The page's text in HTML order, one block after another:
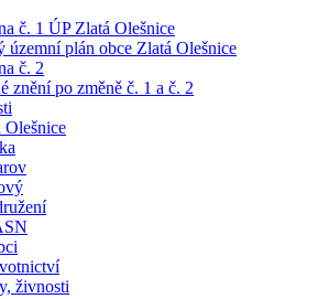
č. 1 ÚP Zlatá Olešnice
územní plán obce Zlatá Olešnice
č. 2
znění po změně č. 1 a č. 2
Olešnice
živnosti